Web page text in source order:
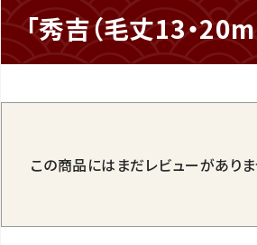
「秀吉（毛丈13・
この商品にはまだレビューがありま